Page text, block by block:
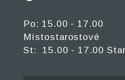
Po: 15.00 - 17.00
Místostarostové
St: 15.00 - 17.00